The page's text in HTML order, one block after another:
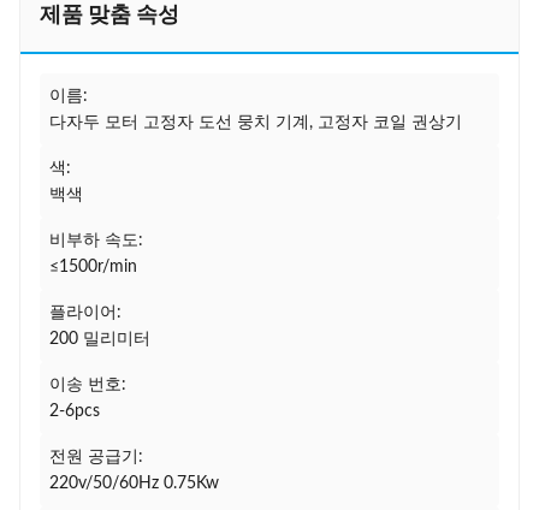
제품 맞춤 속성
이름:
다자두 모터 고정자 도선 뭉치 기계, 고정자 코일 권상기
색:
백색
비부하 속도:
≤1500r/min
플라이어:
200 밀리미터
이송 번호:
2-6pcs
전원 공급기:
220v/50/60Hz 0.75Kw